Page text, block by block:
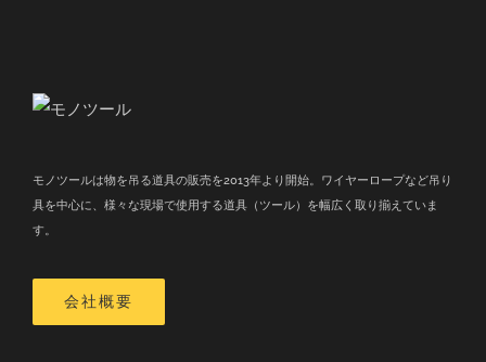
モノツールは物を吊る道具の販売を2013年より開始。ワイヤーロープなど吊り
具を中心に、様々な現場で使用する道具（ツール）を幅広く取り揃えていま
す。
会社概要